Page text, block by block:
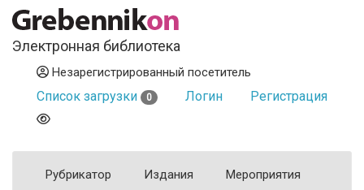
Электронная библиотека
Незарегистрированный посетитель
Список загрузки 0 Логин Регистрация
Рубрикатор Издания Мероприятия